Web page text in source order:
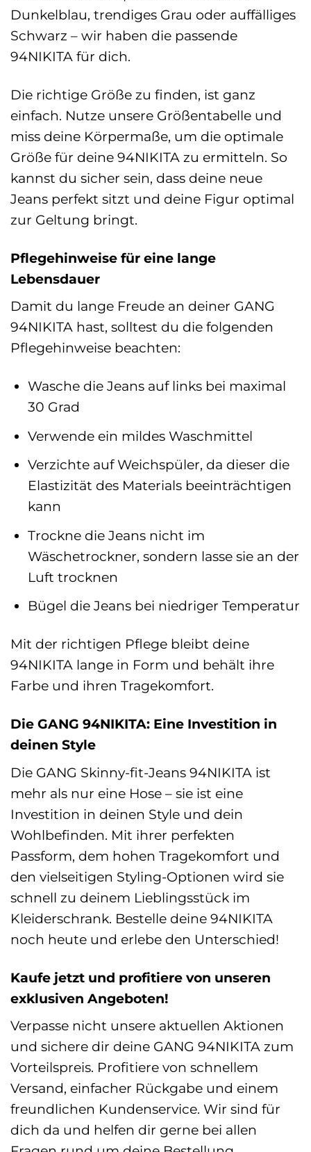
Dunkelblau, trendiges Grau oder auffälliges
Schwarz – wir haben die passende
94NIKITA für dich.
Die richtige Größe zu finden, ist ganz
einfach. Nutze unsere Größentabelle und
miss deine Körpermaße, um die optimale
Größe für deine 94NIKITA zu ermitteln. So
kannst du sicher sein, dass deine neue
Jeans perfekt sitzt und deine Figur optimal
zur Geltung bringt.
Pflegehinweise für eine lange
Lebensdauer
Damit du lange Freude an deiner GANG
94NIKITA hast, solltest du die folgenden
Pflegehinweise beachten:
Wasche die Jeans auf links bei maximal
30 Grad
Verwende ein mildes Waschmittel
Verzichte auf Weichspüler, da dieser die
Elastizität des Materials beeinträchtigen
kann
Trockne die Jeans nicht im
Wäschetrockner, sondern lasse sie an der
Luft trocknen
Bügel die Jeans bei niedriger Temperatur
Mit der richtigen Pflege bleibt deine
94NIKITA lange in Form und behält ihre
Farbe und ihren Tragekomfort.
Die GANG 94NIKITA: Eine Investition in
deinen Style
Die GANG Skinny-fit-Jeans 94NIKITA ist
mehr als nur eine Hose – sie ist eine
Investition in deinen Style und dein
Wohlbefinden. Mit ihrer perfekten
Passform, dem hohen Tragekomfort und
den vielseitigen Styling-Optionen wird sie
schnell zu deinem Lieblingsstück im
Kleiderschrank. Bestelle deine 94NIKITA
noch heute und erlebe den Unterschied!
Kaufe jetzt und profitiere von unseren
exklusiven Angeboten!
Verpasse nicht unsere aktuellen Aktionen
und sichere dir deine GANG 94NIKITA zum
Vorteilspreis. Profitiere von schnellem
Versand, einfacher Rückgabe und einem
freundlichen Kundenservice. Wir sind für
dich da und helfen dir gerne bei allen